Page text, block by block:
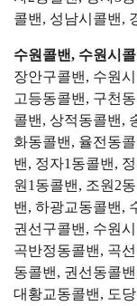
콜밴, 성남시콜밴,
수원콜밴, 수원시
장안구콜밴, 수원
고등동콜밴, 구천
콜밴, 상적동콜밴,
화동콜밴, 율전동
밴, 정자1동콜밴,
원1동콜밴, 조원2
밴, 하광교동콜밴,
권선구콜밴, 수원
곡반정동콜밴, 곡
동콜밴, 권선동콜
대황교동콜밴, 도